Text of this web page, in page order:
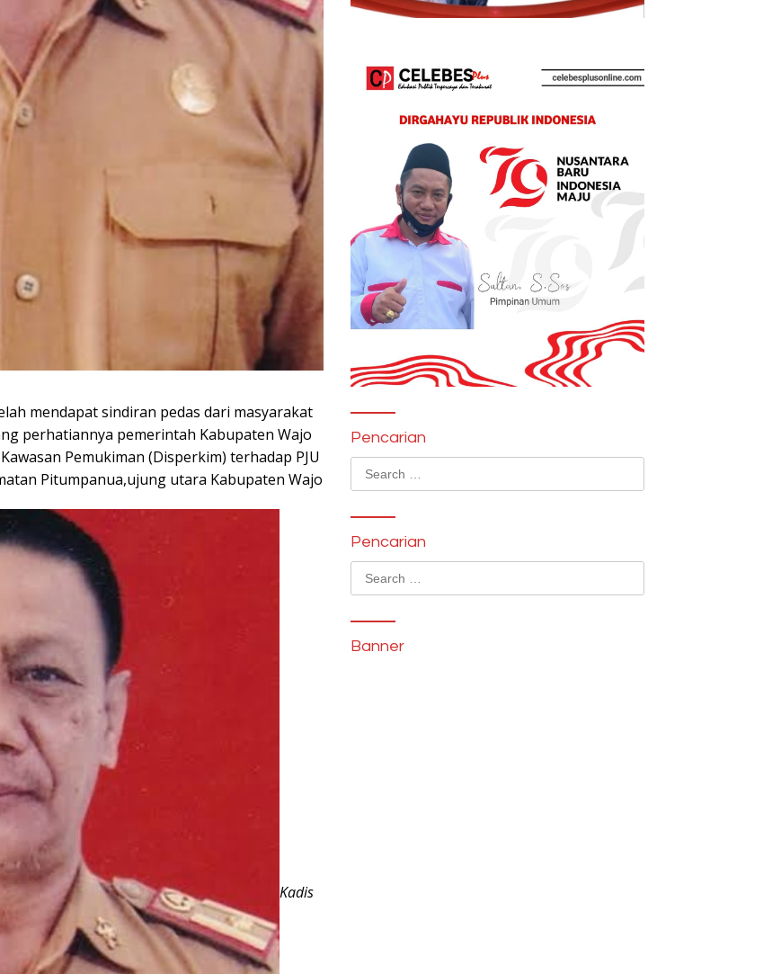
mendapat sindiran pedas dari masyarakat
perhatiannya pemerintah Kabupaten Wajo
Pemukiman (Disperkim) terhadap PJU
Pitumpanua,ujung utara Kabupaten Wajo
Kadis
Pencarian
Pencarian
Banner